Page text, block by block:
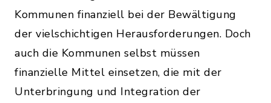
Kommunen finanziell bei der Bewältigung
der vielschichtigen Herausforderungen. Doch
auch die Kommunen selbst müssen
finanzielle Mittel einsetzen, die mit der
Unterbringung und Integration der